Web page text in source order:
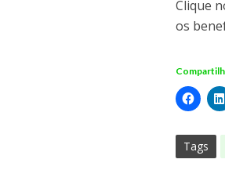
Clique
os
Tags